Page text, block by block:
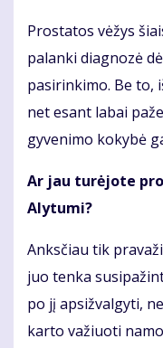
Prostatos vėžys
palanki diagnozė
pasirinkimo. Be to,
net esant labai
gyvenimo kokybė
Ar jau turėjote
Alytumi?
Anksčiau tik
juo tenka
po jį apsižvalgyti,
karto važiuoti